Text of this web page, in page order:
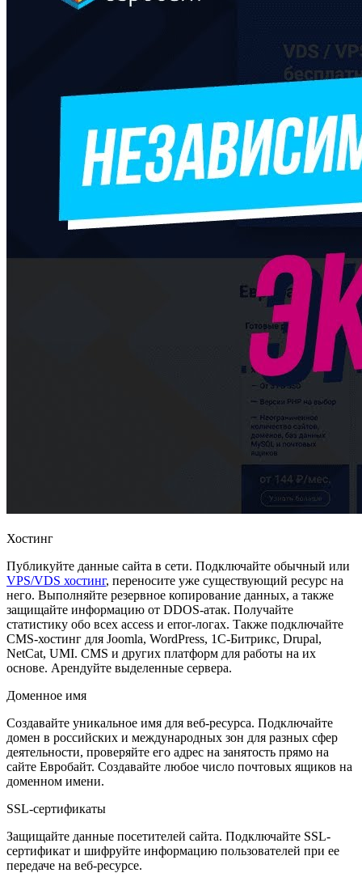
Хостинг
Публикуйте данные сайта в сети. Подключайте обычный или
VPS/VDS хостинг, переносите уже существующий ресурс на
него. Выполняйте резервное копирование данных, а также
защищайте информацию от DDOS-атак. Получайте
статистику обо всех access и error-логах. Также подключайте
CMS-хостинг для Joomla, WordPress, 1С-Битрикс, Drupal,
NetCat, UMI. CMS и других платформ для работы на их
основе. Арендуйте выделенные сервера.
Доменное имя
Создавайте уникальное имя для веб-ресурса. Подключайте
домен в российских и международных зон для разных сфер
деятельности, проверяйте его адрес на занятость прямо на
сайте Евробайт. Создавайте любое число почтовых ящиков на
доменном имени.
SSL-сертификаты
Защищайте данные посетителей сайта. Подключайте SSL-
сертификат и шифруйте информацию пользователей при ее
передаче на веб-ресурсе.